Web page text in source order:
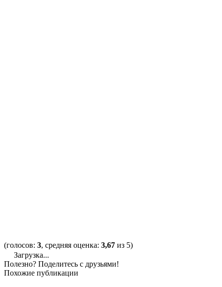
(голосов: 3, средняя оценка: 3,67 из 5)
Загрузка...
Полезно? Поделитесь с друзьями!
Похожие публикации